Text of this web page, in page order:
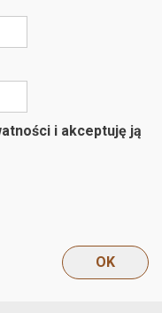
i akceptuję ją